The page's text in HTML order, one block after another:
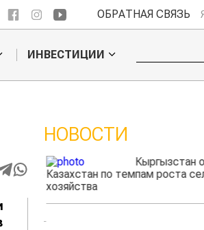
ОБРАТНАЯ СВЯЗЬ
ИНВЕСТИЦИИ
НОВОСТИ
Кыргызстан
Казахстан по темпам роста
хозяйства